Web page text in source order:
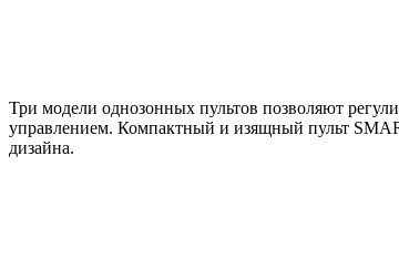
Три модели однозонных пультов позволяют
управлением. Компактный и изящный пульт
дизайна.